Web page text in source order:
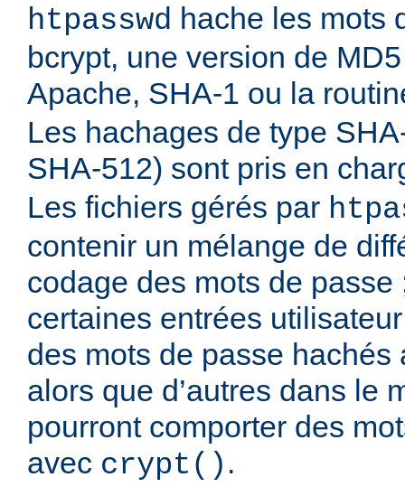
htpasswd hache les mots
bcrypt, une version de
Apache, SHA-1 ou la
Les hachages de type
SHA-512) sont pris en
Les fichiers gérés par
contenir un mélange de
codage des mots de passe
certaines entrées
des mots de passe hachés
alors que d’autres dans le
pourront comporter des
avec crypt() .